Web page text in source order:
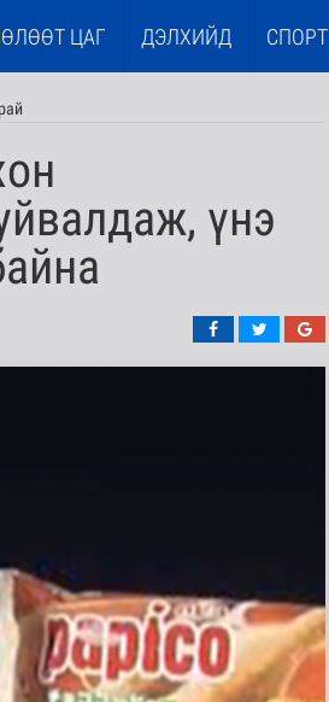
ЦАГ ДЭЛХИЙД СПОРТ
үнэ